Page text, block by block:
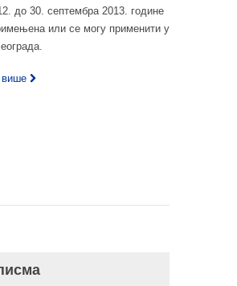
до 30. септембра 2013. године
или се могу применити у
више